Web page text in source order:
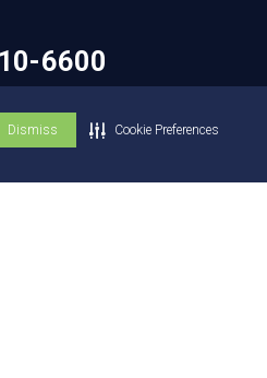
Dismiss Cookie Preferences
6600
6684